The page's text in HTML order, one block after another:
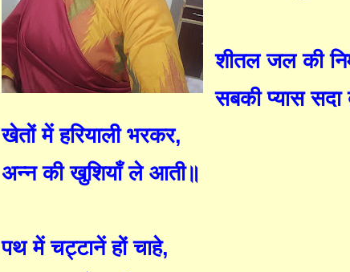
शीतल जल की
सबकी प्यास सदा
खेतों में हरियाली भरकर,
अन्न की खुशियाँ ले आती॥
पथ में चट्टानें हों चाहे,